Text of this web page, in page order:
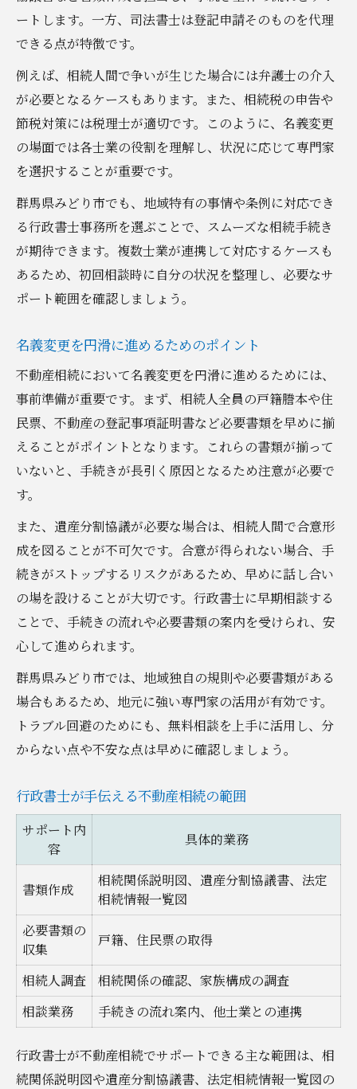
ートします。一方、司法書士は登記申請そのものを代理
できる点が特徴です。
例えば、相続人間で争いが生じた場合には弁護士の介入
が必要となるケースもあります。また、相続税の申告や
節税対策には税理士が適切です。このように、名義変更
の場面では各士業の役割を理解し、状況に応じて専門家
を選択することが重要です。
群馬県みどり市でも、地域特有の事情や条例に対応でき
る行政書士事務所を選ぶことで、スムーズな相続手続き
が期待できます。複数士業が連携して対応するケースも
あるため、初回相談時に自分の状況を整理し、必要なサ
ポート範囲を確認しましょう。
名義変更を円滑に進めるためのポイント
不動産相続において名義変更を円滑に進めるためには、
事前準備が重要です。まず、相続人全員の戸籍謄本や住
民票、不動産の登記事項証明書など必要書類を早めに揃
えることがポイントとなります。これらの書類が揃って
いないと、手続きが長引く原因となるため注意が必要で
す。
また、遺産分割協議が必要な場合は、相続人間で合意形
成を図ることが不可欠です。合意が得られない場合、手
続きがストップするリスクがあるため、早めに話し合い
の場を設けることが大切です。行政書士に早期相談する
ことで、手続きの流れや必要書類の案内を受けられ、安
心して進められます。
群馬県みどり市では、地域独自の規則や必要書類がある
場合もあるため、地元に強い専門家の活用が有効です。
トラブル回避のためにも、無料相談を上手に活用し、分
からない点や不安な点は早めに確認しましょう。
行政書士が手伝える不動産相続の範囲
サポート内
容
具体的業務
書類作成
相続関係説明図、遺産分割協議書、法定
相続情報一覧図
必要書類の
収集
戸籍、住民票の取得
相続人調査
相続関係の確認、家族構成の調査
相談業務
手続きの流れ案内、他士業との連携
行政書士が不動産相続でサポートできる主な範囲は、相
続関係説明図や遺産分割協議書、法定相続情報一覧図の